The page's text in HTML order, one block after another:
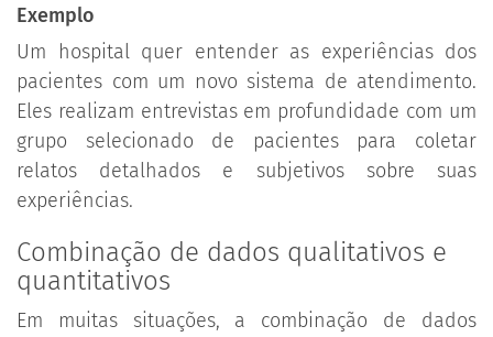
Exemplo
Um hospital quer entender as experiências dos
pacientes com um novo sistema de atendimento.
Eles realizam entrevistas em profundidade com um
grupo selecionado de pacientes para coletar
relatos detalhados e subjetivos sobre suas
experiências.
Combinação de dados qualitativos e
quantitativos
Em muitas situações, a combinação de dados